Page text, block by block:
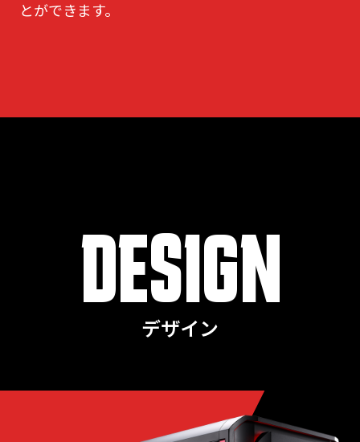
とができます。
DESIGN
デザイン